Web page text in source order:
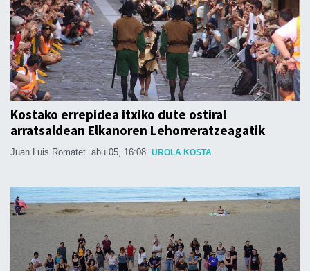
Kostako errepidea itxiko dute ostiral
arratsaldean Elkanoren Lehorreratzeagatik
Juan Luis Romatet abu 05, 16:08 UROLA KOSTA